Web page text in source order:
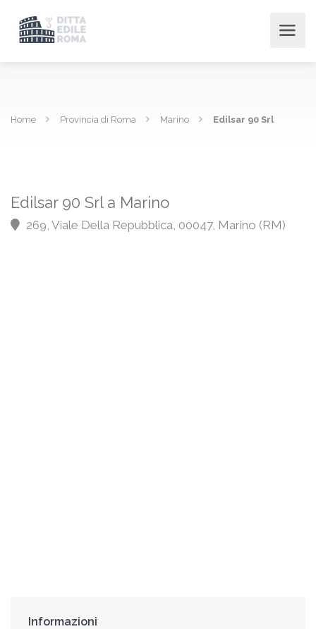
Home Provincia di Roma Marino Edilsar 90 Srl
Edilsar 90 Srl a Marino
269, Viale Della Repubblica, 00047, Marino (RM)
Informazioni